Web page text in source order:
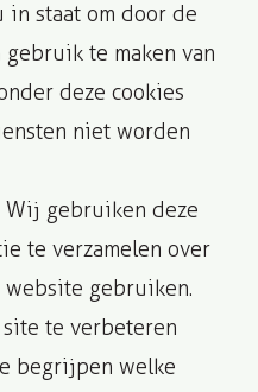
staat om door de
te maken van
deze cookies
niet worden
Wij gebruiken deze
te verzamelen over
website gebruiken.
te verbeteren
begrijpen welke